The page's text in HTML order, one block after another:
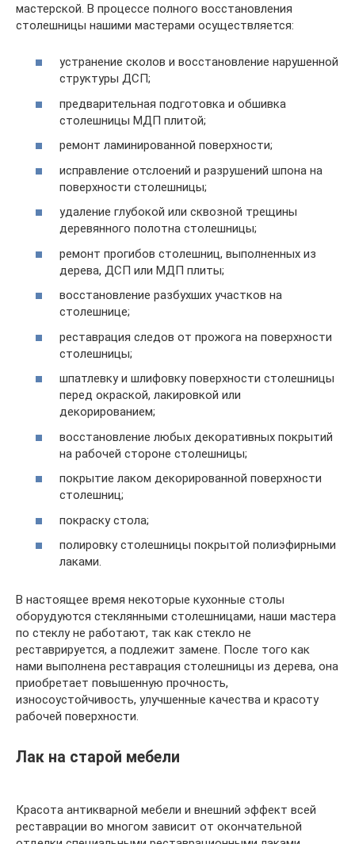
мастерской. В процессе полного восстановления
столешницы нашими мастерами осуществляется:
устранение сколов и восстановление нарушенной
структуры ДСП;
предварительная подготовка и обшивка
столешницы МДП плитой;
ремонт ламинированной поверхности;
исправление отслоений и разрушений шпона на
поверхности столешницы;
удаление глубокой или сквозной трещины
деревянного полотна столешницы;
ремонт прогибов столешниц, выполненных из
дерева, ДСП или МДП плиты;
восстановление разбухших участков на
столешнице;
реставрация следов от прожога на поверхности
столешницы;
шпатлевку и шлифовку поверхности столешницы
перед окраской, лакировкой или
декорированием;
восстановление любых декоративных покрытий
на рабочей стороне столешницы;
покрытие лаком декорированной поверхности
столешниц;
покраску стола;
полировку столешницы покрытой полиэфирными
лаками.
В настоящее время некоторые кухонные столы
оборудуются стеклянными столешницами, наши мастера
по стеклу не работают, так как стекло не
реставрируется, а подлежит замене. После того как
нами выполнена реставрация столешницы из дерева, она
приобретает повышенную прочность,
износоустойчивость, улучшенные качества и красоту
рабочей поверхности.
Лак на старой мебели
Красота антикварной мебели и внешний эффект всей
реставрации во многом зависит от окончательной